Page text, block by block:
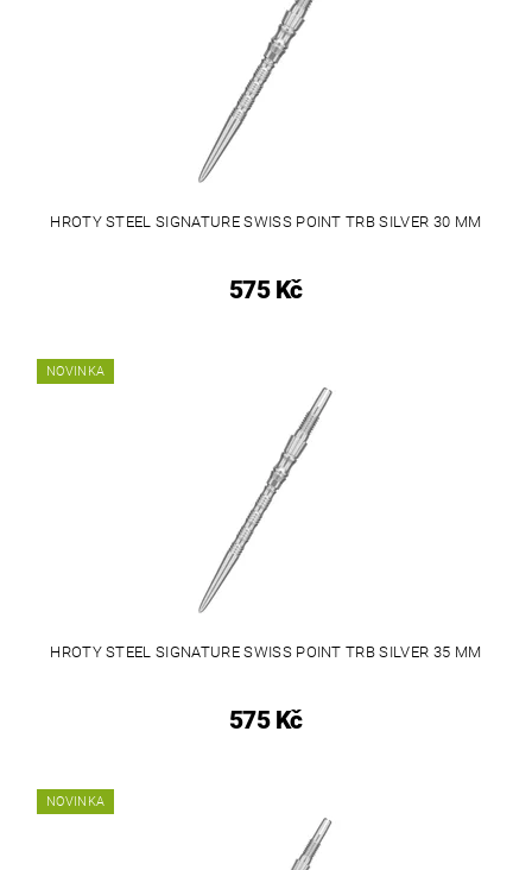
HROTY STEEL SIGNATURE SWISS POINT TRB SILVER 30 MM
575 Kč
NOVINKA
HROTY STEEL SIGNATURE SWISS POINT TRB SILVER 35 MM
575 Kč
NOVINKA